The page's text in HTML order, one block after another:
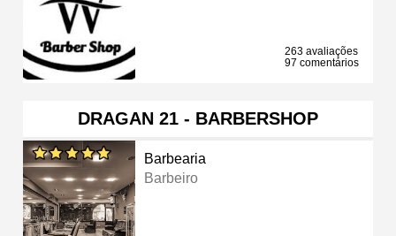
263 avaliações
97 comentários
DRAGAN 21 - BARBERSHOP
Barbearia
Barbeiro